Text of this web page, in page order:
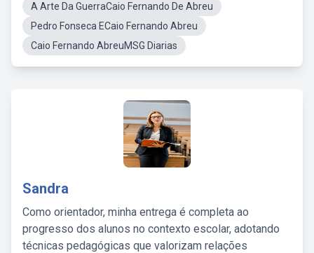
A Arte Da GuerraCaio Fernando De Abreu
Pedro Fonseca ECaio Fernando Abreu
Caio Fernando AbreuMSG Diarias
Sandra
Como orientador, minha entrega é completa ao
progresso dos alunos no contexto escolar, adotando
técnicas pedagógicas que valorizam relações